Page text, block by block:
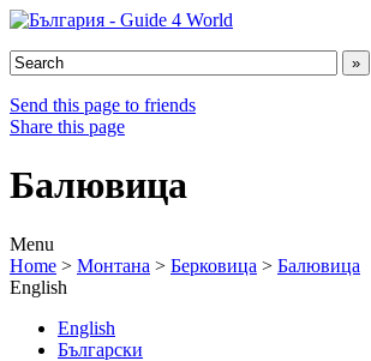
Send this page to friends
Share this page
Балювица
Menu
Home > Монтана > Берковица > Балювица
English
English
Български